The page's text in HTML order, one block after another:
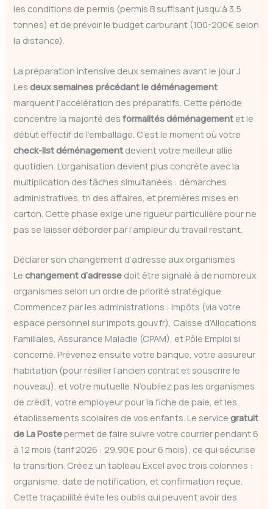
les conditions de permis (permis B suffisant jusqu’à 3,5
tonnes) et de prévoir le budget carburant (100-200€ selon
la distance).
La préparation intensive deux semaines avant le jour J
Lesdeux semaines précédant le déménagement
marquent l’accélération des préparatifs. Cette période
concentre la majorité desformalités déménagement et le
début effectif de l’emballage. C’est le moment où votre
check-list déménagement devient votre meilleur allié
quotidien. L’organisation devient plus concrète avec la
multiplication des tâches simultanées : démarches
administratives, tri des affaires, et premières mises en
carton. Cette phase exige une rigueur particulière pour ne
pas se laisser déborder par l’ampleur du travail restant.
Déclarer son changement d’adresse aux organismes
Lechangement d’adresse doit être signalé à de nombreux
organismes selon un ordre de priorité stratégique.
Commencez par les administrations : impôts (via votre
espace personnel sur impots.gouv.fr), Caisse d’Allocations
Familiales, Assurance Maladie (CPAM), et Pôle Emploi si
concerné. Prévenez ensuite votre banque, votre assureur
habitation (pour résilier l’ancien contrat et souscrire le
nouveau), et votre mutuelle. N’oubliez pas les organismes
de crédit, votre employeur pour la fiche de paie, et les
établissements scolaires de vos enfants. Le servicegratuit
de La Postepermet de faire suivre votre courrier pendant 6
à 12 mois (tarif 2026 : 29,90€ pour 6 mois), ce qui sécurise
la transition. Créez un tableau Excel avec trois colonnes :
organisme, date de notification, et confirmation reçue.
Cette traçabilité évite les oublis qui peuvent avoir des